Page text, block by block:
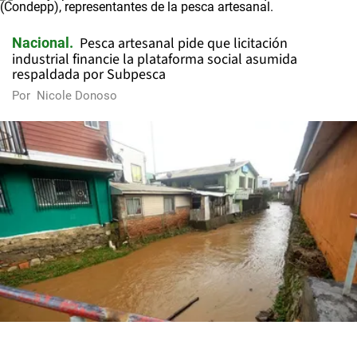
Nacional
Pesca artesanal pide que licitación
industrial financie la plataforma social asumida
respaldada por Subpesca
Por Nicole Donoso